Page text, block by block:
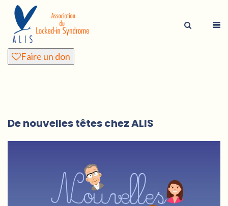
Faire un don
De nouvelles têtes chez ALIS